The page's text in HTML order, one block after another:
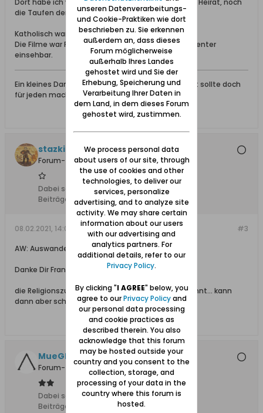
Dort habe ich weder den Johann BUGS, noch seine Heirat, noch
die Taufen der Kinder gefunden.
Katholisch war Fürstenwerder zuständig.
Die Filme war Familysearch sind gesperrt, nur im Center
einsehbar.
Ein kleines Dankeschön für eine gegebene Antwort sollte doch
für jeden machbar sein.
stazki
Forum-Teilnehmer
Dabei seit:
23.11.2008
Beiträge:
240
#3
08.02.2021, 14:04
AW: Auswanderer nach Brasilien
Danke Dir Frank,
die Religionszugehörigkeit ist mir noch nicht bekannt... kann
dann aber schon stimmen mit kath.
MueGlo
Forum-Teilnehmer
Dabei seit:
11.03.2010
Beiträge:
unseren Datenverarbeitungs-
und Cookie-Praktiken wie dort
beschrieben zu. Sie erkennen
außerdem an, dass dieses
Forum möglicherweise
außerhalb Ihres Landes
gehostet wird und Sie der
Erhebung, Speicherung und
Verarbeitung Ihrer Daten in
dem Land, in dem dieses Forum
gehostet wird, zustimmen.
We process personal data
about users of our site, through
the use of cookies and other
technologies, to deliver our
services, personalize
advertising, and to analyze site
activity. We may share certain
information about our users
with our advertising and
analytics partners. For
additional details, refer to our
Privacy Policy.
By clicking "I AGREE" below, you
agree to ourPrivacy Policyand
our personal data processing
and cookie practices as
described therein. You also
acknowledge that this forum
may be hosted outside your
country and you consent to the
collection, storage, and
processing of your data in the
country where this forum is
hosted.